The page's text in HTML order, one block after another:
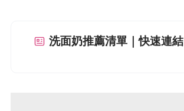
洗面奶推薦清單｜快速連結